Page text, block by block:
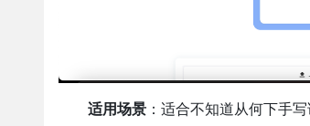
适用场景 ：适合不知道从何下手